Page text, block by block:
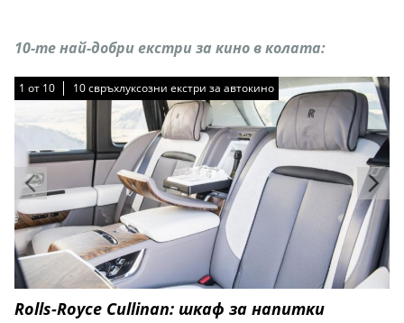
10-те най-добри екстри за кино в колата:
1 от 10 10 свръхлуксозни екстри за автокино
Rolls-Royce Cullinan: шкаф за напитки
1 от 10 10 свръхлуксозни екстри за автокино
1 от 10 10 свръхлуксозни екстри за автокино
1 от 10 10 свръхлуксозни екстри за автокино
1 от 10 10 свръхлуксозни екстри за автокино
1 от 10 10 свръхлуксозни екстри за автокино
1 от 10 10 свръхлуксозни екстри за автокино
1 от 10 10 свръхлуксозни екстри за автокино
1 от 10 10 свръхлуксозни екстри за автокино
1 от 10 10 свръхлуксозни екстри за автокино